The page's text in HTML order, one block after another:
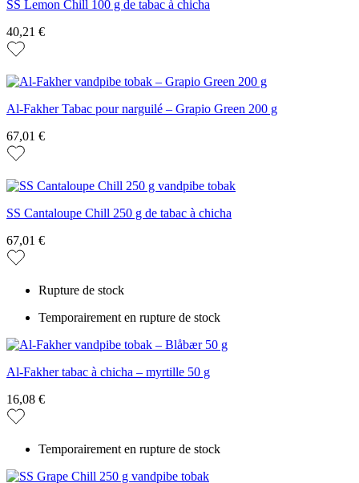
SS Lemon Chill 100 g de tabac à chicha
40,21 €
Al-Fakher Tabac pour narguilé – Grapio Green 200 g
67,01 €
SS Cantaloupe Chill 250 g de tabac à chicha
67,01 €
Rupture de stock
Temporairement en rupture de stock
Al-Fakher tabac à chicha – myrtille 50 g
16,08 €
Temporairement en rupture de stock